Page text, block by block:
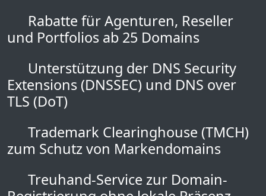
Rabatte für Agenturen, Reseller
und Portfolios ab 25 Domains
Unterstützung der DNS Security
Extensions (DNSSEC) und DNS over
TLS (DoT)
Trademark Clearinghouse (TMCH)
zum Schutz von Markendomains
Treuhand-Service zur Domain-